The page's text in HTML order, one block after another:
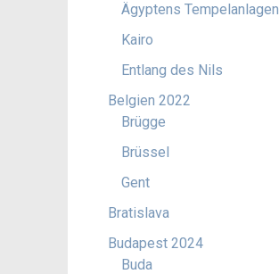
Ägyptens Tempelanlagen
Kairo
Entlang des Nils
Belgien 2022
Brügge
Brüssel
Gent
Bratislava
Budapest 2024
Buda